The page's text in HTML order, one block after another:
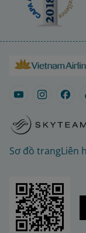
Sơ đồ trangLiên